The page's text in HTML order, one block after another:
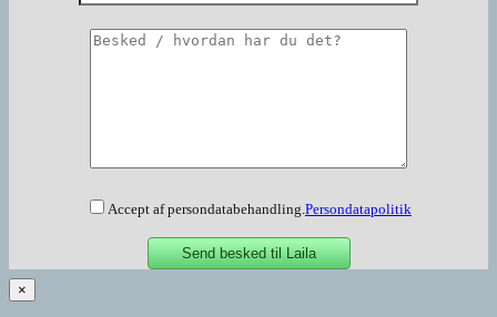
Accept af persondatabehandling.Persondatapolitik
×